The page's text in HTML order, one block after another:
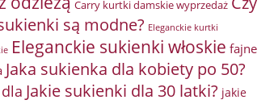
Carry kurtki damskie wyprzedaż
są modne? Eleganckie kurtki
Eleganckie sukienki włoskie fajne
Jaka sukienka dla kobiety po 50?
Jakie sukienki dla 30 latki? jakie